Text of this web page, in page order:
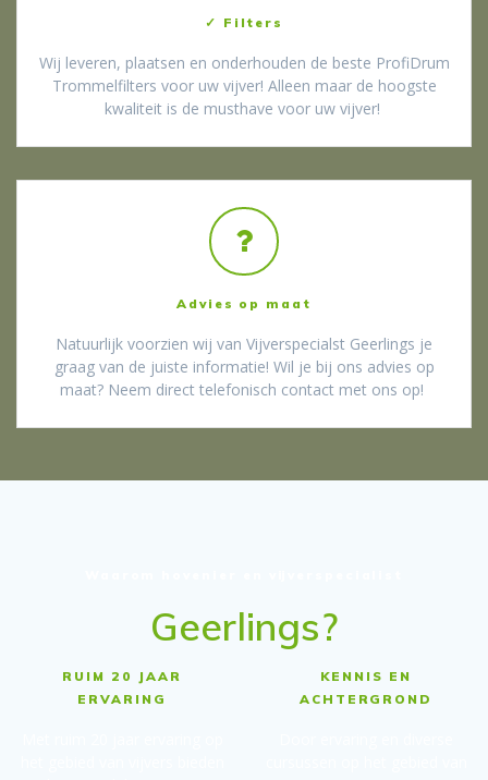
✓ Filters
Wij leveren, plaatsen en onderhouden de beste ProfiDrum
Trommelfilters voor uw vijver! Alleen maar de hoogste
kwaliteit is de musthave voor uw vijver!
Advies op maat
Natuurlijk voorzien wij van Vijverspecialst Geerlings je
graag van de juiste informatie! Wil je bij ons advies op
maat? Neem direct telefonisch contact met ons op!
Geerlings?
RUIM 20 JAAR
ERVARING
KENNIS EN
ACHTERGROND